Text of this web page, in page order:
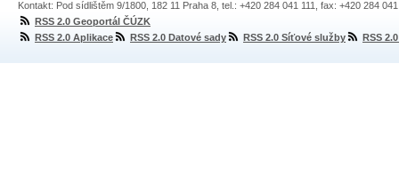
Kontakt: Pod sídlištěm 9/1800, 182 11 Praha 8, tel.: +420 284 041 111, fax: +420 284
RSS 2.0 Geoportál ČÚZK
RSS 2.0 Aplikace
RSS 2.0 Datové sady RSS 2.0 Síťové služby RSS